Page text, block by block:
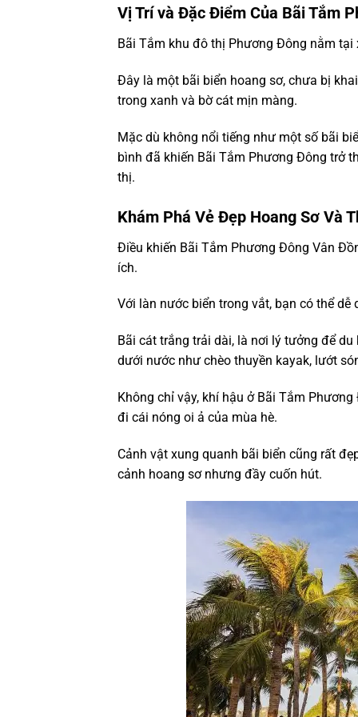
Vị Trí và Đặc Điểm Của Bãi Tắm
Bãi Tắm khu đô thị Phương Đông nằm
Đây là một bãi biển hoang sơ, chưa bị
trong xanh và bờ cát mịn màng.
Mặc dù không nổi tiếng như một số bãi
bình đã khiến Bãi Tắm Phương Đông trở
thị.
Khám Phá Vẻ Đẹp Hoang Sơ Và
Điều khiến Bãi Tắm Phương Đông Vân
ích.
Với làn nước biển trong vắt, bạn có thể
Bãi cát trắng trải dài, là nơi lý tưởng để
dưới nước như chèo thuyền kayak, lướt
Không chỉ vậy, khí hậu ở Bãi Tắm
đi cái nóng oi ả của mùa hè.
Cảnh vật xung quanh bãi biển cũng rất
cảnh hoang sơ nhưng đầy cuốn hút.